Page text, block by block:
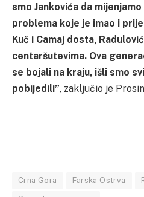
smo Jankovića da
problema koje je imao i
Kuč i Camaj dosta,
centaršutevima. Ova
se bojali na kraju, išli smo
pobijedili”, zaključio je
Crna Gora Farska Ostrva